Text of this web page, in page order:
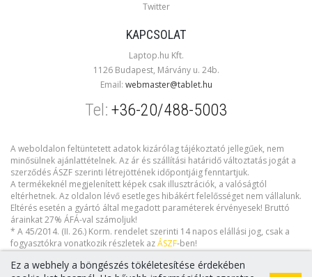
Twitter
KAPCSOLAT
Laptop.hu Kft.
1126 Budapest, Márvány u. 24b.
Email: webmaster@tablet.hu
Tel: +36-20/488-5003
A weboldalon feltüntetett adatok kizárólag tájékoztató jellegűek, nem
minősülnek ajánlattételnek. Az ár és szállítási határidő változtatás jogát a
szerződés ÁSZF szerinti létrejöttének időpontjáig fenntartjuk.
A termékeknél megjelenített képek csak illusztrációk, a valóságtól
eltérhetnek. Az oldalon lévő esetleges hibákért felelősséget nem vállalunk.
Eltérés esetén a gyártó által megadott paraméterek érvényesek! Bruttó
árainkat 27% ÁFÁ-val számoljuk!
* A 45/2014. (II. 26.) Korm. rendelet szerinti 14 napos elállási jog, csak a
fogyasztókra vonatkozik részletek azÁSZF-ben!
Ez a webhely a böngészés tökéletesítése érdekében